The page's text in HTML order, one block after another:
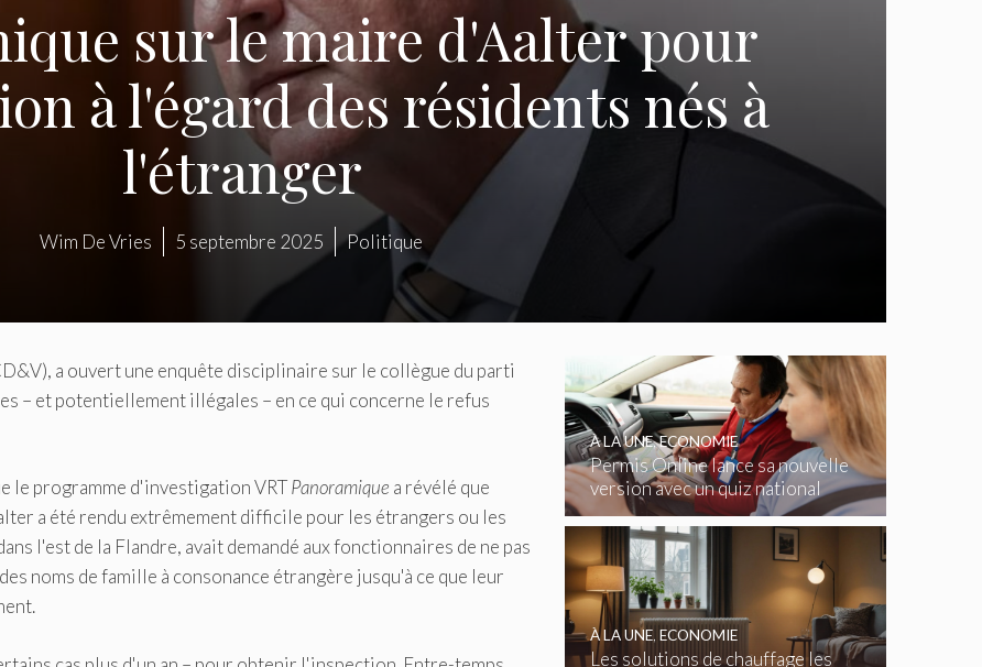
sur le maire d'Aalter pour
à l'égard des résidents nés à
l'étranger
Wim De Vries 5 septembre 2025 Politique
a ouvert une enquête disciplinaire sur le collègue du parti
– et potentiellement illégales – en ce qui concerne le refus
le programme d'investigation VRTPanoramique a révélé que
a été rendu extrêmement difficile pour les étrangers ou les
l'est de la Flandre, avait demandé aux fonctionnaires de ne pas
noms de famille à consonance étrangère jusqu'à ce que leur
Permis Online lance sa nouvelle
version avec un quiz national
gratuit
À LA UNE,ECONOMIE
Les solutions de chauffage les
À LA UNE, ECONOMIE